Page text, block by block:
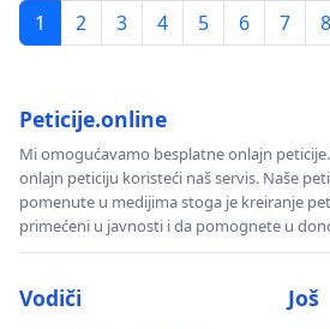
1
2 3 4 5 6 7 8
Peticije.online
Mi omogućavamo besplatne onlajn
onlajn peticiju koristeći naš servis. Naše
pomenute u medijima stoga je kreiranje
primećeni u javnosti i da pomognete u
Vodiči Još